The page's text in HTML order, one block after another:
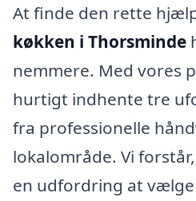
At finde den rette
køkken i Thorsminde
nemmere. Med vores
hurtigt indhente tre
fra professionelle
lokalområde. Vi
en udfordring at